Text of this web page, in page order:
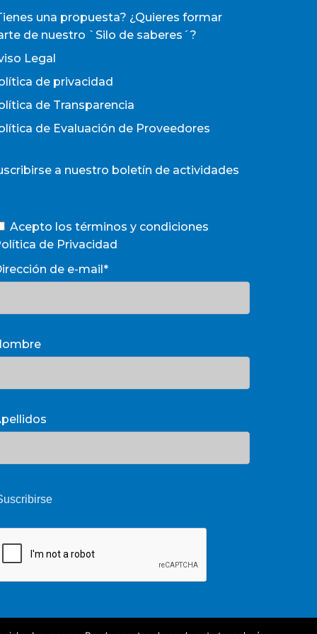
una propuesta? ¿Quieres formar
de nuestro `Silo de saberes´?
Legal
de privacidad
de Transparencia
de Evaluación de Proveedores
a nuestro boletín de actividades
Acepto los términos y condiciones
de Privacidad
de e-mail*